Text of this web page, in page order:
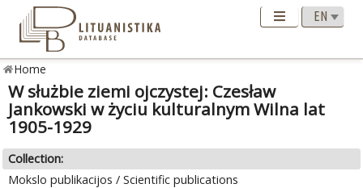
Home
W służbie ziemi ojczystej: Czesław
Jankowski w życiu kulturalnym Wilna lat
1905-1929
Collection:
Mokslo publikacijos / Scientific publications